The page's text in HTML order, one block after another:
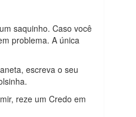
saquinho. Caso você
problema. A única
escreva o seu
reze um Credo em